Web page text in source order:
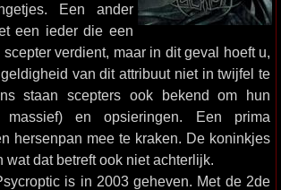
Een ander
een ieder die een
verdient, maar in dit geval hoeft u,
van dit attribuut niet in twijfel te
staan scepters ook bekend om hun
massief) en opsieringen. Een prima
hersenpan mee te kraken. De koninkjes
wat dat betreft ook niet achterlijk.
is in 2003 geheven. Met de 2de